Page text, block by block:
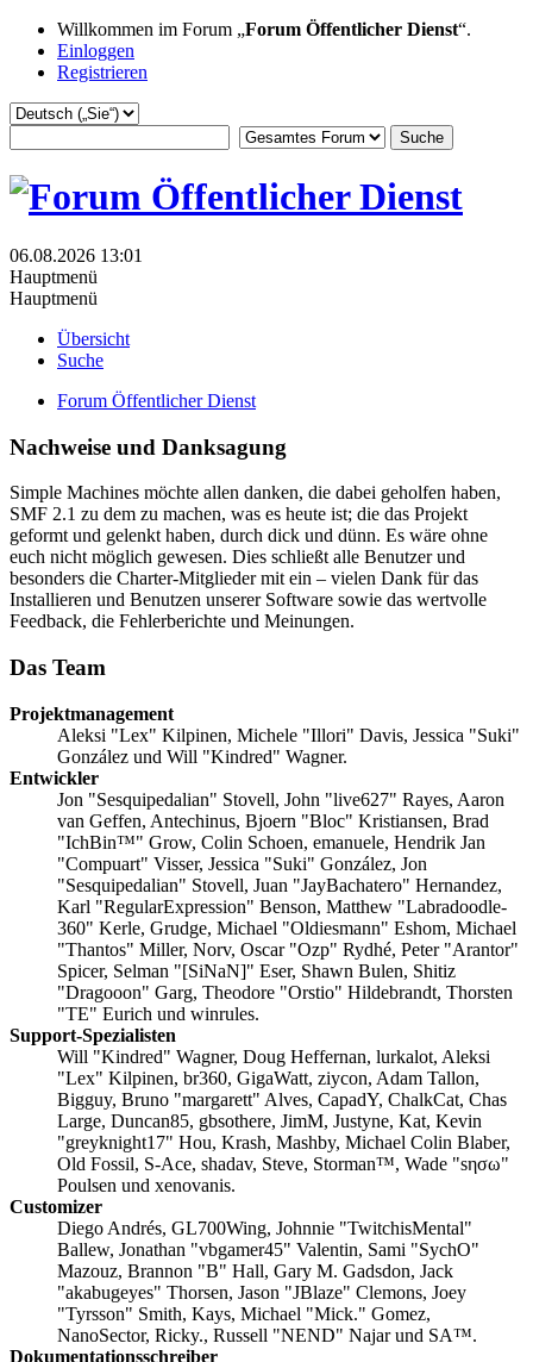
Willkommen im Forum „Forum Öffentlicher Dienst“.
Einloggen
Registrieren
06.08.2026 13:01
Hauptmenü
Hauptmenü
Übersicht
Suche
Forum Öffentlicher Dienst
Nachweise und Danksagung
Simple Machines möchte allen danken, die dabei geholfen haben,
SMF 2.1 zu dem zu machen, was es heute ist; die das Projekt
geformt und gelenkt haben, durch dick und dünn. Es wäre ohne
euch nicht möglich gewesen. Dies schließt alle Benutzer und
besonders die Charter-Mitglieder mit ein – vielen Dank für das
Installieren und Benutzen unserer Software sowie das wertvolle
Feedback, die Fehlerberichte und Meinungen.
Das Team
Projektmanagement
Aleksi "Lex" Kilpinen, Michele "Illori" Davis, Jessica "Suki"
González und Will "Kindred" Wagner.
Entwickler
Jon "Sesquipedalian" Stovell, John "live627" Rayes, Aaron
van Geffen, Antechinus, Bjoern "Bloc" Kristiansen, Brad
"IchBin™" Grow, Colin Schoen, emanuele, Hendrik Jan
"Compuart" Visser, Jessica "Suki" González, Jon
"Sesquipedalian" Stovell, Juan "JayBachatero" Hernandez,
Karl "RegularExpression" Benson, Matthew "Labradoodle-
360" Kerle, Grudge, Michael "Oldiesmann" Eshom, Michael
"Thantos" Miller, Norv, Oscar "Ozp" Rydhé, Peter "Arantor"
Spicer, Selman "[SiNaN]" Eser, Shawn Bulen, Shitiz
"Dragooon" Garg, Theodore "Orstio" Hildebrandt, Thorsten
"TE" Eurich und winrules.
Support-Spezialisten
Will "Kindred" Wagner, Doug Heffernan, lurkalot, Aleksi
"Lex" Kilpinen, br360, GigaWatt, ziycon, Adam Tallon,
Bigguy, Bruno "margarett" Alves, CapadY, ChalkCat, Chas
Large, Duncan85, gbsothere, JimM, Justyne, Kat, Kevin
"greyknight17" Hou, Krash, Mashby, Michael Colin Blaber,
Old Fossil, S-Ace, shadav, Steve, Storman™, Wade "sησω"
Poulsen und xenovanis.
Customizer
Diego Andrés, GL700Wing, Johnnie "TwitchisMental"
Ballew, Jonathan "vbgamer45" Valentin, Sami "SychO"
Mazouz, Brannon "B" Hall, Gary M. Gadsdon, Jack
"akabugeyes" Thorsen, Jason "JBlaze" Clemons, Joey
"Tyrsson" Smith, Kays, Michael "Mick." Gomez,
NanoSector, Ricky., Russell "NEND" Najar und SA™.
Dokumentationsschreiber